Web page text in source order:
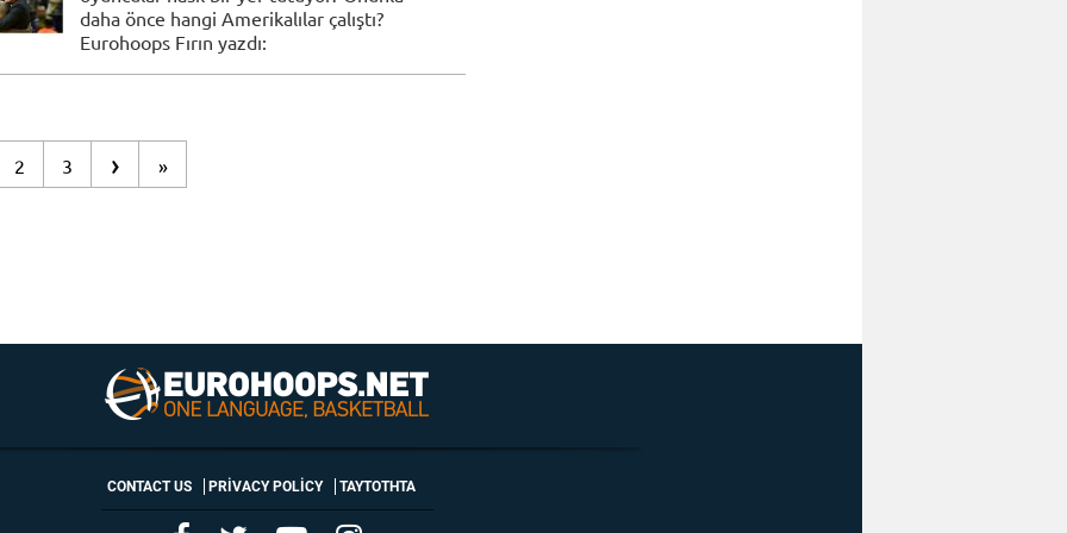
daha önce hangi Amerikalılar çalıştı?
Eurohoops Fırın yazdı:
2 3 › »
CONTACT US PRIVACY POLICY ΤΑΥΤΟΤΗΤΑ